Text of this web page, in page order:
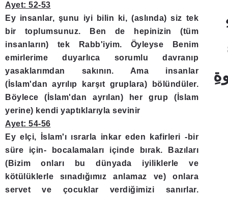
Ayet: 52-53
Ey insanlar, şunu iyi bilin ki, (aslında) siz tek
bir toplumsunuz. Ben de hepinizin (tüm
insanların) tek Rabb'iyim. Öyleyse Benim
emirlerime duyarlıca sorumlu davranıp
yasaklarımdan sakının. Ama insanlar
(İslam'dan ayrılıp karşıt gruplara) bölündüler.
Böylece (İslam'dan ayrılan) her grup (İslam
yerine) kendi yaptıklarıyla sevinir
Ayet: 54-56
Ey elçi, İslam'ı ısrarla inkar eden kafirleri -bir
süre için- bocalamaları içinde bırak. Bazıları
(Bizim onları bu dünyada iyiliklerle ve
kötülüklerle sınadığımız anlamaz ve) onlara
servet ve çocuklar verdiğimizi sanırlar.